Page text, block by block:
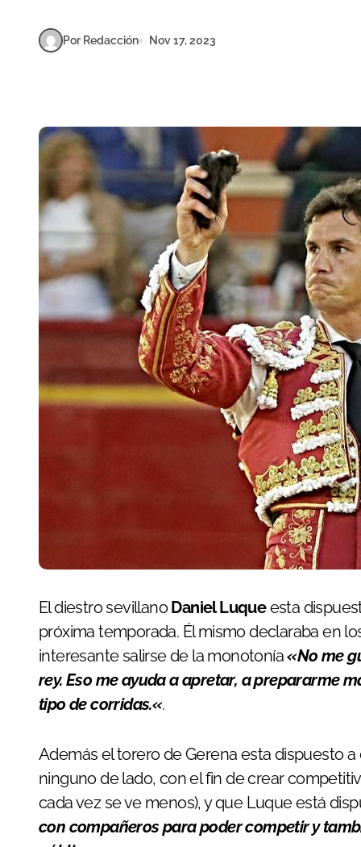
Por Redacción Nov 17, 2023
El diestro sevillanoDaniel Luqueesta
próxima temporada. Él mismo declaraba en
interesante salirse de la monotonía«No me
rey. Eso me ayuda a apretar, a prepararme
tipo de corridas.«.
Además el torero de Gerena esta dispuesto
ninguno de lado, con el fin de crear
cada vez se ve menos), y que Luque está
con compañeros para poder competir y